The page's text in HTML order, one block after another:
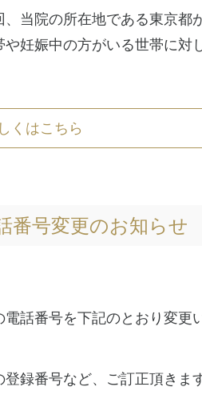
当院の所在地である東京都
妊娠中の方がいる世帯に対
くはこちら
番号変更のお知らせ
話番号を下記のとおり変更
録番号など、ご訂正頂きま